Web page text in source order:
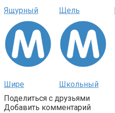
Ящурный Щель
Шире
Школьный
Поделиться с друзьями
Добавить комментарий